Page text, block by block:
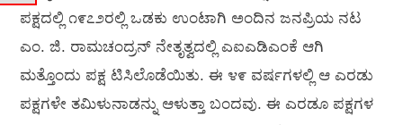
ಪಕ್ಷದಲ್ಲಿ ೧೯೭೨ರಲ್ಲಿ ಒಡಕು ಉಂಟಾಗಿ ಅಂದಿನ ಜನಪ್ರಿಯ ನಟ
ಎಂ. ಜಿ. ರಾಮಚಂದ್ರನ್ ನೇತೃತ್ವದಲ್ಲಿ ಎಐಎಡಿಎಂಕೆ ಆಗಿ
ಮತ್ತೊಂದು ಪಕ್ಷ ಟಿಸಿಲೊಡೆಯಿತು. ಈ ೪೯ ವರ್ಷಗಳಲ್ಲಿ ಆ ಎರಡು
ಪಕ್ಷಗಳೇ ತಮಿಳುನಾಡನ್ನು ಆಳುತ್ತಾ ಬಂದವು. ಈ ಎರಡೂ ಪಕ್ಷಗಳ